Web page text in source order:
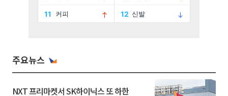
주요뉴스
NXT 프리마켓서 SK하이닉스 또 하한